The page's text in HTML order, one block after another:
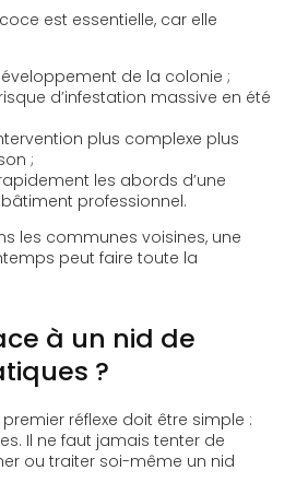
est essentielle, car elle
de la colonie ;
d’infestation massive en été
plus complexe plus
;
les abords d’une
professionnel.
les communes voisines, une
peut faire toute la
à un nid de
?
réflexe doit être simple :
Il ne faut jamais tenter de
ou traiter soi-même un nid